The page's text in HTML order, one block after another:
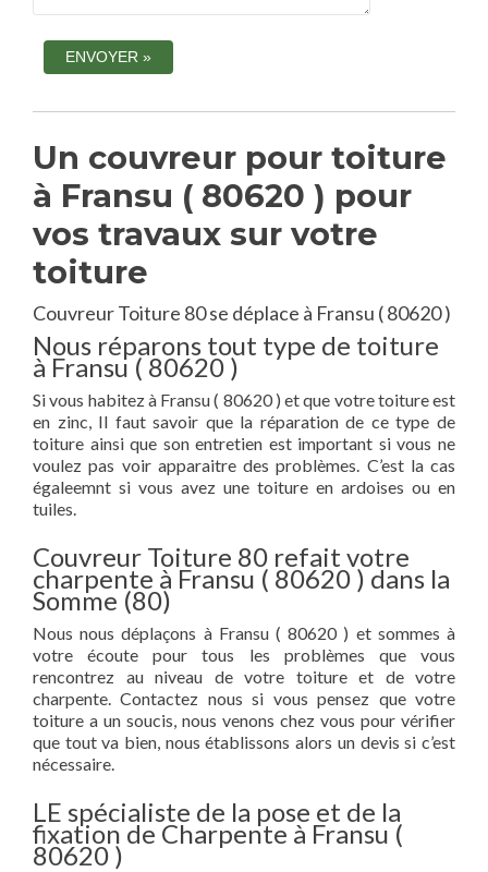
Un couvreur pour toiture
à Fransu ( 80620 ) pour
vos travaux sur votre
toiture
Couvreur Toiture 80 se déplace à Fransu ( 80620 )
Nous réparons tout type de toiture
à Fransu ( 80620 )
Si vous habitez à Fransu ( 80620 ) et que votre toiture est
en zinc, Il faut savoir que la réparation de ce type de
toiture ainsi que son entretien est important si vous ne
voulez pas voir apparaitre des problèmes. C’est la cas
égaleemnt si vous avez une toiture en ardoises ou en
tuiles.
Couvreur Toiture 80 refait votre
charpente à Fransu ( 80620 ) dans la
Somme (80)
Nous nous déplaçons à Fransu ( 80620 ) et sommes à
votre écoute pour tous les problèmes que vous
rencontrez au niveau de votre toiture et de votre
charpente. Contactez nous si vous pensez que votre
toiture a un soucis, nous venons chez vous pour vérifier
que tout va bien, nous établissons alors un devis si c’est
nécessaire.
LE spécialiste de la pose et de la
fixation de Charpente à Fransu (
80620 )